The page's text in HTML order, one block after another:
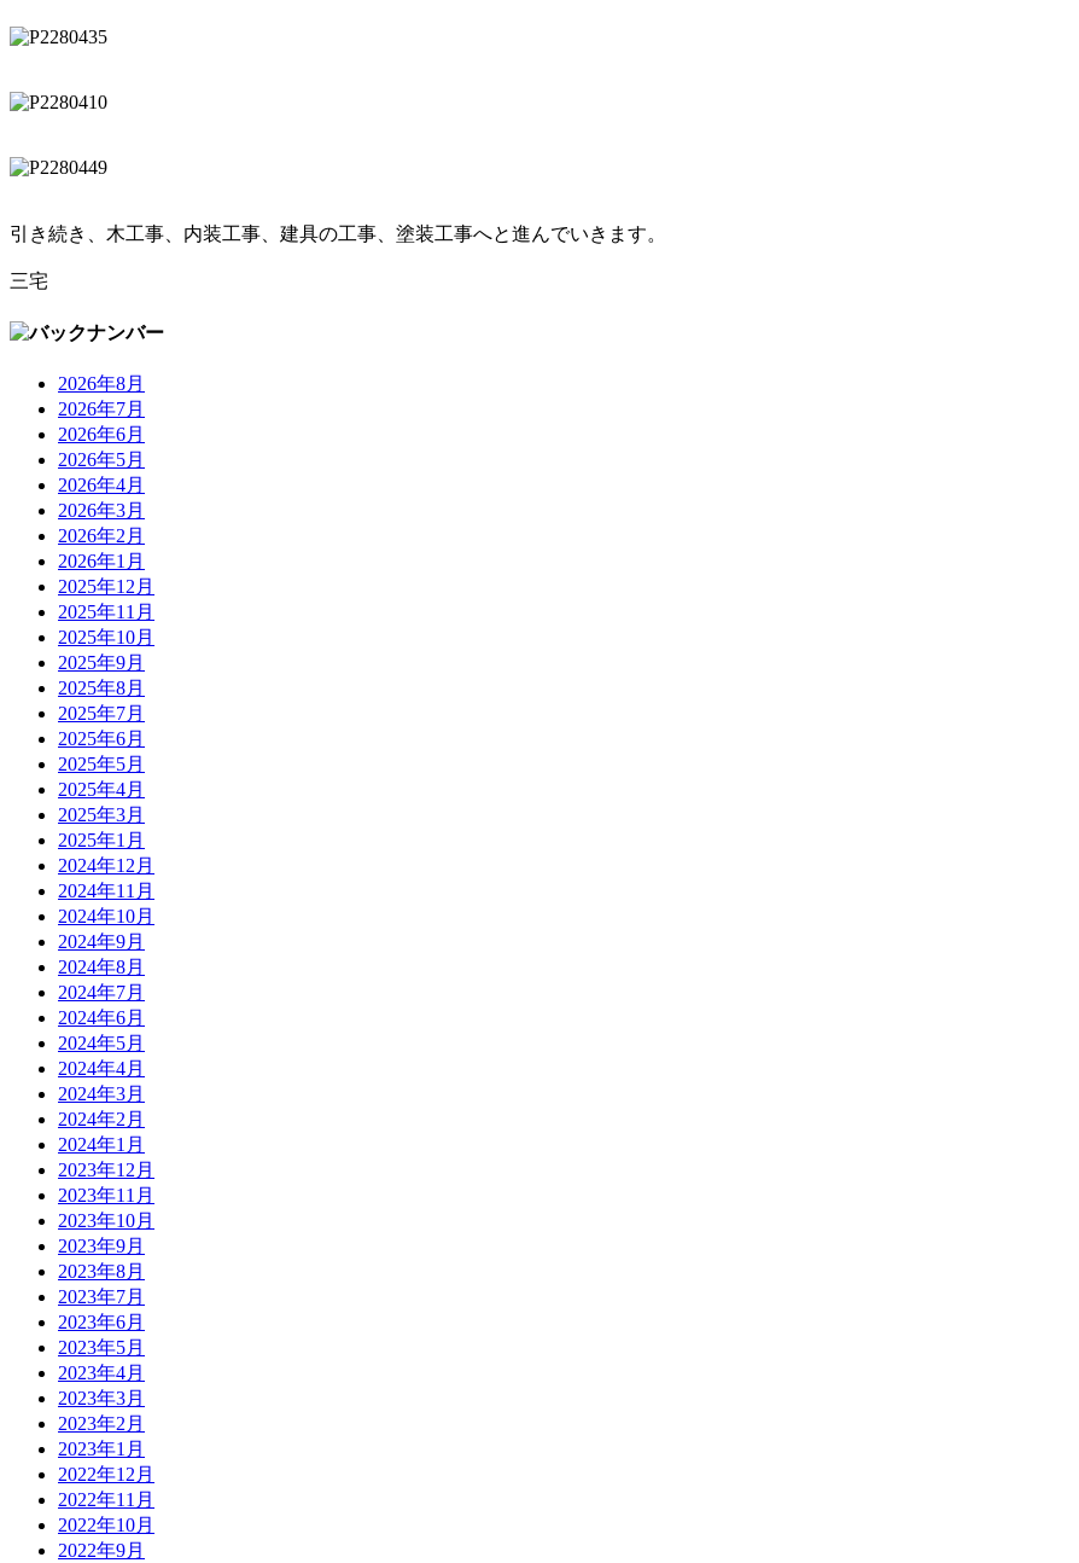
引き続き、木工事、内装工事、建具の工事、塗装工事へと進んでいきます。
三宅
2026年8月
2026年7月
2026年6月
2026年5月
2026年4月
2026年3月
2026年2月
2026年1月
2025年12月
2025年11月
2025年10月
2025年9月
2025年8月
2025年7月
2025年6月
2025年5月
2025年4月
2025年3月
2025年1月
2024年12月
2024年11月
2024年10月
2024年9月
2024年8月
2024年7月
2024年6月
2024年5月
2024年4月
2024年3月
2024年2月
2024年1月
2023年12月
2023年11月
2023年10月
2023年9月
2023年8月
2023年7月
2023年6月
2023年5月
2023年4月
2023年3月
2023年2月
2023年1月
2022年12月
2022年11月
2022年10月
2022年9月